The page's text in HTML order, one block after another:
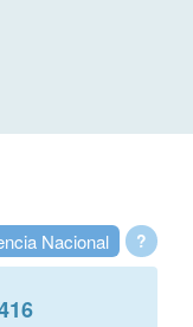
?
Nacional